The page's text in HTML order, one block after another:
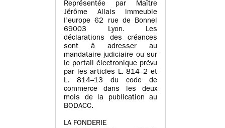
Représentée par Maître
Jérôme Allais immeuble
l’europe 62 rue de Bonnel
69003 Lyon. Les
déclarations des créances
sont à adresser au
mandataire judiciaire ou sur
le portail électronique prévu
par les articles L. 814–2 et
L. 814–13 du code de
commerce dans les deux
mois de la publication au
BODACC.
LA FONDERIE